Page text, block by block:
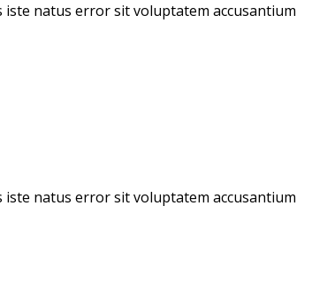
natus error sit voluptatem accusantium
natus error sit voluptatem accusantium